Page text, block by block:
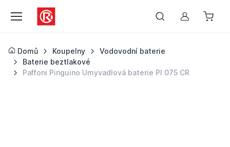
Můj účet
Domů Koupelny
Vodovodní baterie
Baterie beztlakové
Paffoni Pinguino Umyvadlová baterie PI 075 CR